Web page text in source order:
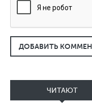
ДОБАВИТЬ
ЧИТАЮТ